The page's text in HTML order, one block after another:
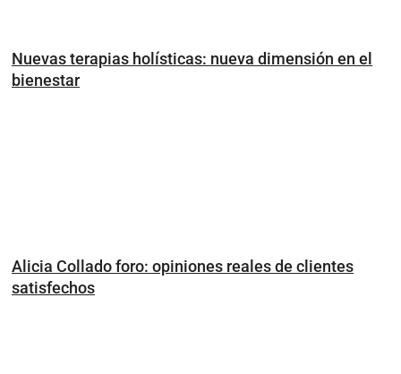
Nuevas terapias holísticas: nueva dimensión en el
bienestar
Alicia Collado foro: opiniones reales de clientes
satisfechos